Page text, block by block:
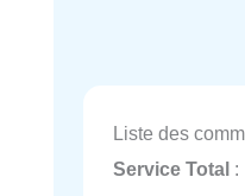
Liste des
Service Total :